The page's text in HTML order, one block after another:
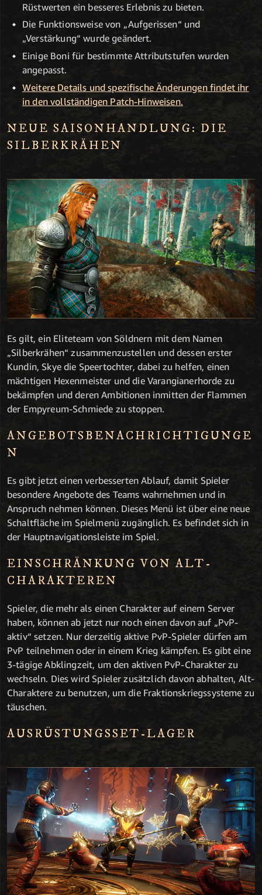
Rüstwerten ein besseres Erlebnis zu bieten.
Die Funktionsweise von „Aufgerissen“ und
„Verstärkung“ wurde geändert.
Einige Boni für bestimmte Attributstufen wurden
angepasst.
Weitere Details und spezifische Änderungen findet ihr
in den vollständigen Patch-Hinweisen.
NEUE SAISONHANDLUNG: DIE
SILBERKRÄHEN
Es gilt, ein Eliteteam von Söldnern mit dem Namen
„Silberkrähen“ zusammenzustellen und dessen erster
Kundin, Skye die Speertochter, dabei zu helfen, einen
mächtigen Hexenmeister und die Varangianerhorde zu
bekämpfen und deren Ambitionen inmitten der Flammen
der Empyreum-Schmiede zu stoppen.
ANGEBOTSBENACHRICHTIGUNGE
N
Es gibt jetzt einen verbesserten Ablauf, damit Spieler
besondere Angebote des Teams wahrnehmen und in
Anspruch nehmen können. Dieses Menü ist über eine neue
Schaltfläche im Spielmenü zugänglich. Es befindet sich in
der Hauptnavigationsleiste im Spiel.
EINSCHRÄNKUNG VON ALT-
CHARAKTEREN
Spieler, die mehr als einen Charakter auf einem Server
haben, können ab jetzt nur noch einen davon auf „PvP-
aktiv“ setzen. Nur derzeitig aktive PvP-Spieler dürfen am
PvP teilnehmen oder in einem Krieg kämpfen. Es gibt eine
3-tägige Abklingzeit, um den aktiven PvP-Charakter zu
wechseln. Dies wird Spieler zusätzlich davon abhalten, Alt-
Charaktere zu benutzen, um die Fraktionskriegssysteme zu
täuschen.
AUSRÜSTUNGSSET-LAGER